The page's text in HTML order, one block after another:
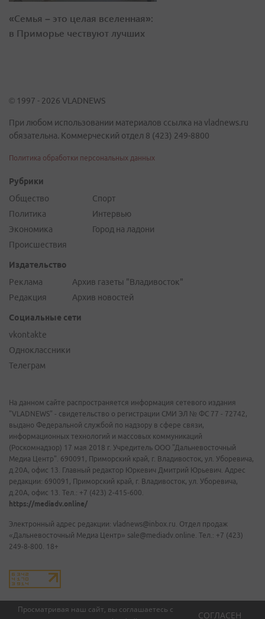
Просматривая наш сайт, вы соглашаетесь с
СОГЛАСЕН
«Семья – это целая вселенная»:
в Приморье чествуют лучших
© 1997 - 2026 VLADNEWS
При любом использовании материалов ссылка на vladnews.ru
обязательна. Коммерческий отдел 8 (423) 249-8800
Политика обработки персональных данных
Рубрики
Общество
Политика
Экономика
Происшествия
Спорт
Интервью
Город на ладони
Издательство
Реклама
Редакция
Архив газеты "Владивосток"
Архив новостей
Социальные сети
vkontakte
Одноклассники
Телеграм
На данном сайте распространяется информация сетевого издания
"VLADNEWS" - свидетельство о регистрации СМИ ЭЛ № ФС 77 - 72742,
выдано Федеральной службой по надзору в сфере связи,
информационных технологий и массовых коммуникаций
(Роскомнадзор) 17 мая 2018 г. Учредитель ООО "Дальневосточный
Медиа Центр". 690091, Приморский край, г. Владивосток, ул. Уборевича,
д.20А, офис 13. Главный редактор Юркевич Дмитрий Юрьевич. Адрес
редакции: 690091, Приморский край, г. Владивосток, ул. Уборевича,
д.20А, офис 13. Тел.: +7 (423) 2-415-600.
https://mediadv.online/
Электронный адрес редакции: vladnews@inbox.ru. Отдел продаж
«Дальневосточный Медиа Центр» sale@mediadv.online. Тел.: +7 (423)
249-8-800. 18+